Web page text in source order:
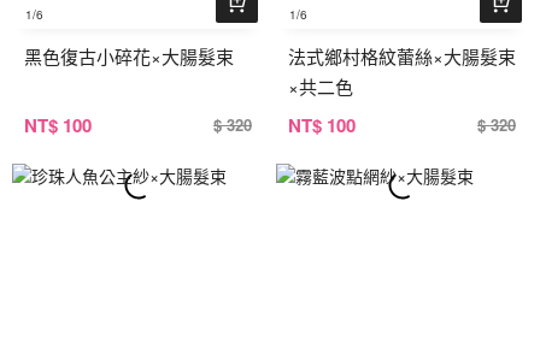
1/6
黑色復古小碎花×大腸髮束
NT$ 100 $ 320
1/6
法式鄉村格紋蕾絲×大腸髮束
×共二色
NT$ 100 $ 320